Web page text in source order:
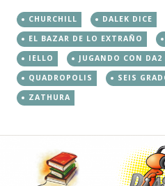
CHURCHILL
DALEK DICE
EL BAZAR DE LO EXTRAÑO
IELLO
JUGANDO CON DA2
QUADROPOLIS
SEIS
ZATHURA